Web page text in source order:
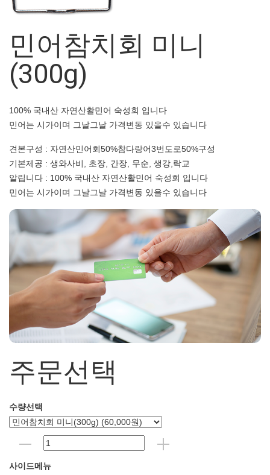
민어참치회 미니
(300g)
100% 국내산 자연산활민어 숙성회 입니다
민어는 시가이며 그날그날 가격변동 있을수 있습니다
견본구성 : 자연산민어회50%참다랑어3번도로50%구성
기본제공 : 생와사비, 초장, 간장, 무순, 생강,락교
알립니다 : 100% 국내산 자연산활민어 숙성회 입니다
민어는 시가이며 그날그날 가격변동 있을수 있습니다
주문선택
수량선택
사이드메뉴